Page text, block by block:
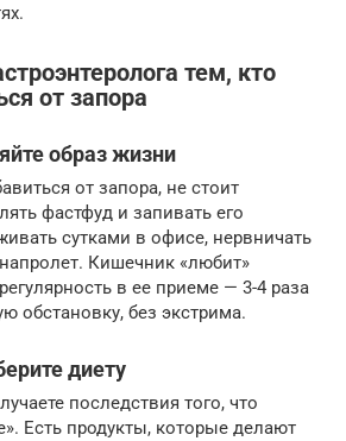
тем, кто
от запора
образ жизни
от запора, не стоит
фастфуд и запивать его
сутками в офисе, нервничать
Кишечник «любит»
в ее приеме — 3-4 раза
обстановку, без экстрима.
диету
последствия того, что
Есть продукты, которые делают